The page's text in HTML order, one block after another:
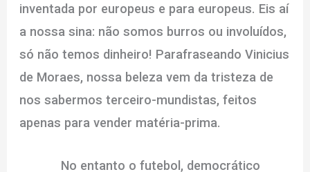
inventada por europeus e para europeus. Eis aí
a nossa sina: não somos burros ou involuídos,
só não temos dinheiro! Parafraseando Vinicius
de Moraes, nossa beleza vem da tristeza de
nos sabermos terceiro-mundistas, feitos
apenas para vender matéria-prima.
No entanto o futebol, democrático